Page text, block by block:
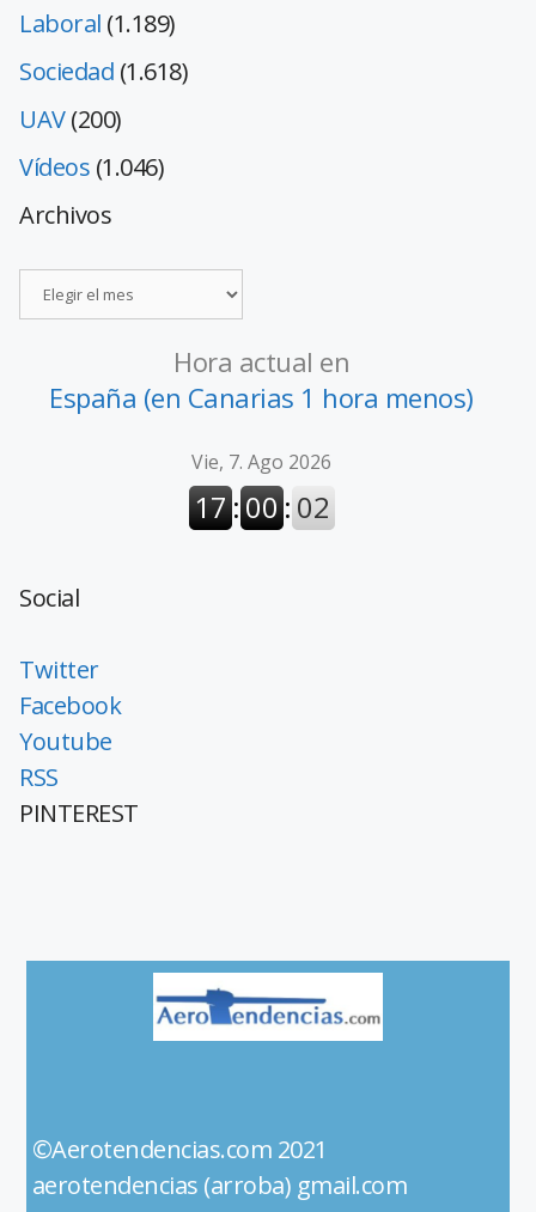
Laboral (1.189)
Sociedad (1.618)
UAV(200)
Vídeos (1.046)
Archivos
Hora actual en
España (en Canarias 1 hora menos)
Social
Twitter
Facebook
Youtube
RSS
PINTEREST
©Aerotendencias.com 2021
aerotendencias (arroba) gmail.com